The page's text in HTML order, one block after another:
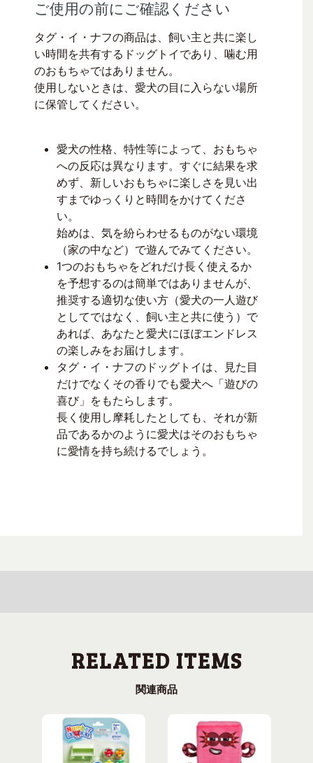
ご使用の前にご確認ください
タグ・イ・ナフの商品は、飼い主と共に楽し
い時間を共有するドッグトイであり、噛む用
のおもちゃではありません。
使用しないときは、愛犬の目に入らない場所
に保管してください。
愛犬の性格、特性等によって、おもちゃ
への反応は異なります。すぐに結果を求
めず、新しいおもちゃに楽しさを見い出
すまでゆっくりと時間をかけてくださ
い。
始めは、気を紛らわせるものがない環境
（家の中など）で遊んでみてください。
1つのおもちゃをどれだけ長く使えるか
を予想するのは簡単ではありませんが、
推奨する適切な使い方（愛犬の一人遊び
としてではなく、飼い主と共に使う）で
あれば、あなたと愛犬にほぼエンドレス
の楽しみをお届けします。
タグ・イ・ナフのドッグトイは、見た目
だけでなくその香りでも愛犬へ「遊びの
喜び」をもたらします。
長く使用し摩耗したとしても、それが新
品であるかのように愛犬はそのおもちゃ
に愛情を持ち続けるでしょう。
関連商品